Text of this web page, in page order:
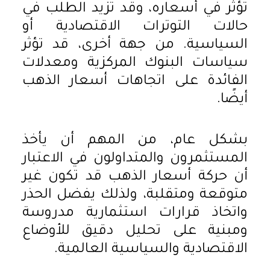
تؤثر في أسعاره، وقد تزيد الطلب في
حالات التوترات الاقتصادية أو
السياسية. من جهة أخرى، قد تؤثر
سياسات البنوك المركزية ومعدلات
الفائدة على اتجاهات أسعار الذهب
أيضًا.
بشكل عام، من المهم أن يأخذ
المستثمرون والمتداولون في الاعتبار
أن حركة أسعار الذهب قد تكون غير
متوقعة ومتقلبة، ولذلك يفضل الحذر
واتخاذ قرارات استثمارية مدروسة
ومبنية على تحليل دقيق للأوضاع
الاقتصادية والسياسية العالمية.